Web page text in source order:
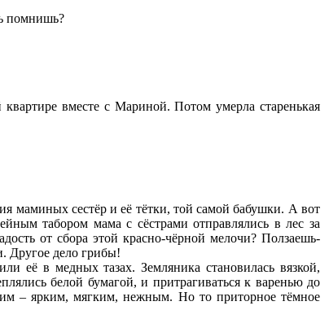
помнишь?
вместе с Мариной. Потом умерла старенькая
маминых сестёр и её тётки, той самой бабушки. А вот
табором мама с сёстрами отправлялись в лес за
от сбора этой красно-чёрной мелочи? Ползаешь-
Другое дело грибы!
её в медных тазах. Земляника становилась вязкой,
белой бумагой, и притрагиваться к варенью до
– ярким, мягким, нежным. Но то приторное тёмное